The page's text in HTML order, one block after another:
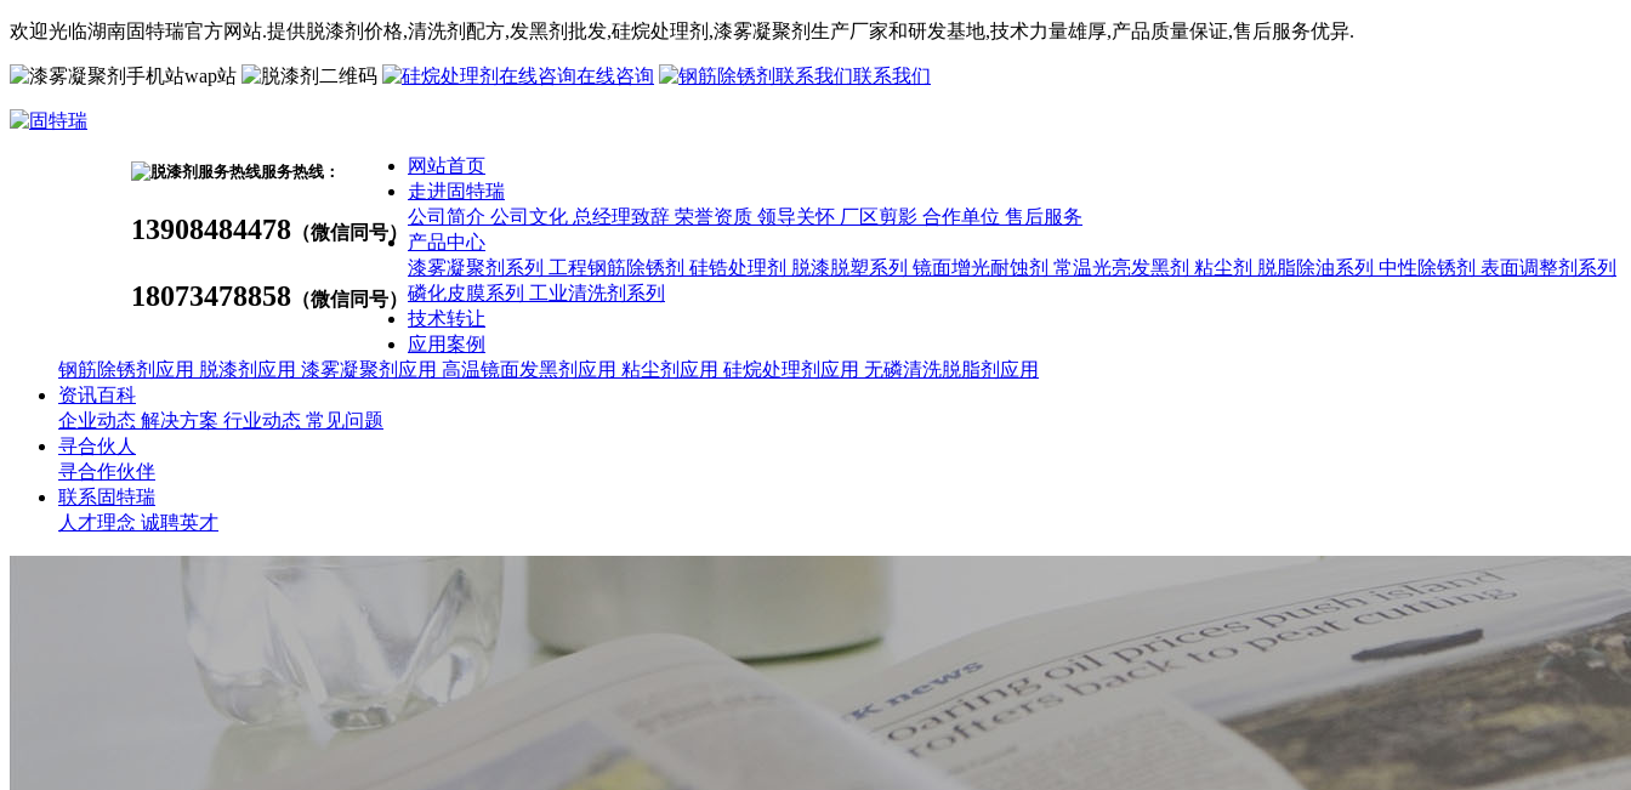
欢迎光临湖南固特瑞官方网站.提供脱漆剂价格,清洗剂 配方,发黑剂 批发,硅烷处理剂 ,漆雾凝聚剂 生产厂家和研发基地,技术力量雄厚,产品质量保证,售后服务优异.
wap站 在线咨询 联系我们
服务热线：
13908484478 （微信同号）
18073478858 （微信同号）
网站首页
走进固特瑞
公司简介 公司文化 总经理致辞 荣誉资质 领导关怀 厂区剪影 合作单位 售后服务
产品中心
漆雾凝聚剂系列 工程钢筋除锈剂 硅锆处理剂 脱漆脱塑系列 镜面增光耐蚀剂 常温光亮发黑剂 粘尘剂 脱脂除油系列 中性除锈剂 表面调整剂系列
磷化皮膜系列 工业清洗剂系列
技术转让
应用案例
钢筋除锈剂应用 脱漆剂应用 漆雾凝聚剂应用 高温镜面发黑剂应用 粘尘剂应用 硅烷处理剂应用 无磷清洗脱脂剂应用
资讯百科
企业动态 解决方案 行业动态 常见问题
寻合伙人
寻合作伙伴
联系固特瑞
人才理念 诚聘英才